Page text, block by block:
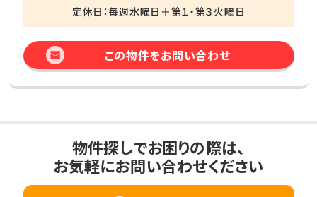
定休日：毎週水曜日＋第１・第３火曜日
この物件をお問い合わせ
物件探しでお困りの際は、
お気軽にお問い合わせください